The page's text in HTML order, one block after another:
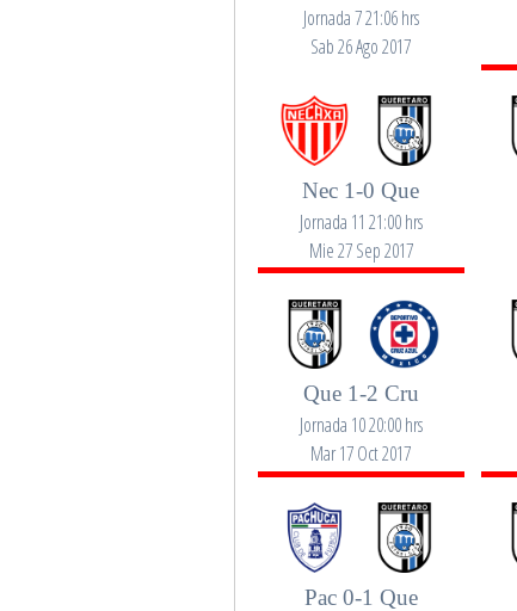
Jornada 7 21:06 hrs
Sab 26 Ago 2017
Nec 1-0 Que
Jornada 11 21:00 hrs
Mie 27 Sep 2017
Que 1-2 Cru
Jornada 10 20:00 hrs
Mar 17 Oct 2017
Pac 0-1 Que